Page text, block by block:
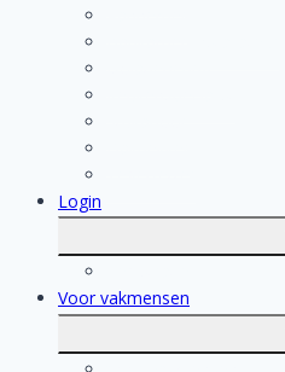
Login
Voor vakmensen